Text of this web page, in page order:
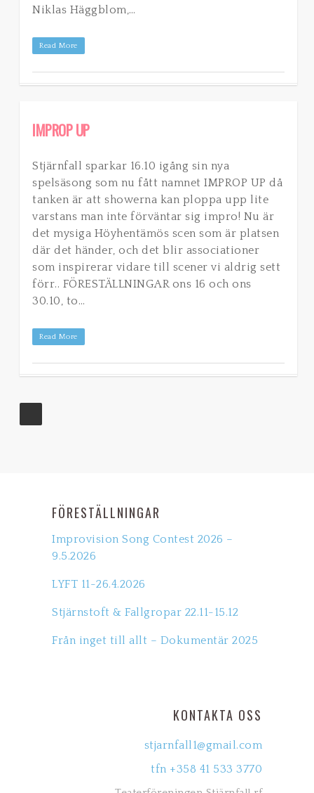
Niklas Häggblom,…
Read More
IMPROP UP
Stjärnfall sparkar 16.10 igång sin nya
spelsäsong som nu fått namnet IMPROP UP då
tanken är att showerna kan ploppa upp lite
varstans man inte förväntar sig impro! Nu är
det mysiga Höyhentämös scen som är platsen
där det händer, och det blir associationer
som inspirerar vidare till scener vi aldrig sett
förr.. FÖRESTÄLLNINGAR ons 16 och ons
30.10, to…
Read More
FÖRESTÄLLNINGAR
Improvision Song Contest 2026 –
9.5.2026
LYFT 11-26.4.2026
Stjärnstoft & Fallgropar 22.11-15.12
Från inget till allt – Dokumentär 2025
KONTAKTA OSS
stjarnfall1@gmail.com
tfn +358 41 533 3770